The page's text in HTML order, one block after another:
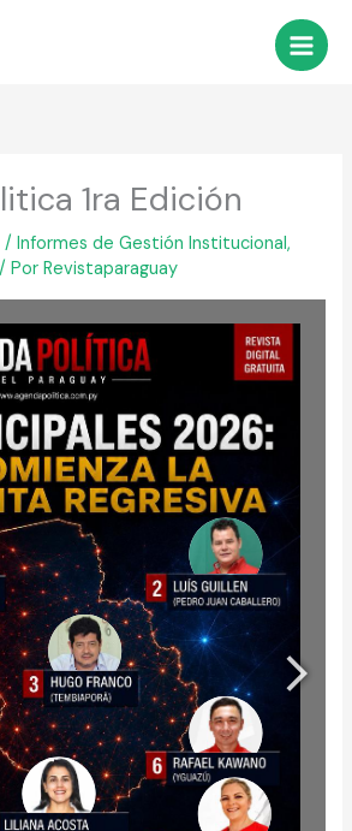
Main
1ra Edición
/Informes de Gestión Institucional,
/ PorRevistaparaguay